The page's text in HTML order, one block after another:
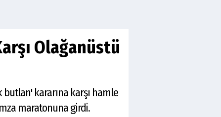
Olağanüstü
kararına karşı hamle
maratonuna girdi.